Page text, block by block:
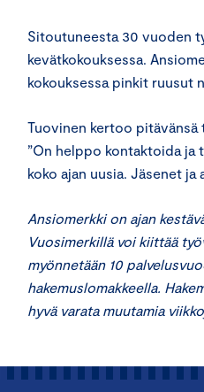
Sitoutuneesta 30 vuoden
kevätkokouksessa.
kokouksessa pinkit ruusut
Tuovinen kertoo pitävänsä
”On helppo kontaktoida ja
koko ajan uusia. Jäsenet
Ansiomerkki on ajan
Vuosimerkillä voi kiittää
myönnetään 10
hakemuslomakkeella.
hyvä varata muutamia